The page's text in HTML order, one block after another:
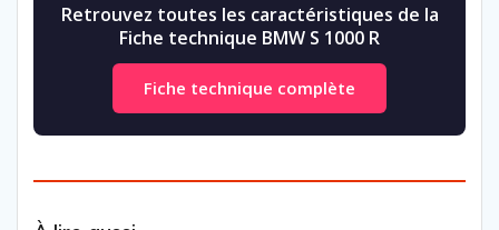
Retrouvez toutes les caractéristiques de la
Fiche technique BMW S 1000 R
Fiche technique complète